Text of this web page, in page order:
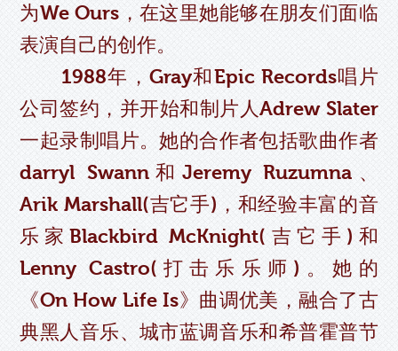
为We Ours，在这里她能够在朋友们面临
表演自己的创作。
1988年，Gray和Epic Records唱片
公司签约，并开始和制片人Adrew Slater
一起录制唱片。她的合作者包括歌曲作者
darryl Swann和Jeremy Ruzumna、
Arik Marshall(吉它手)，和经验丰富的音
乐家Blackbird McKnight(吉它手)和
Lenny Castro(打击乐乐师)。她的
《On How Life Is》曲调优美，融合了古
典黑人音乐、城市蓝调音乐和希普霍普节